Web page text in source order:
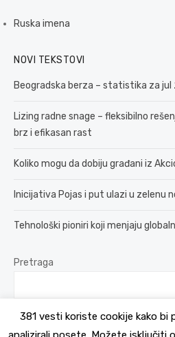
Ruska imena
NOVI TEKSTOVI
Beogradska berza – statistika za jul
Lizing radne snage – fleksibilno
brz i efikasan rast
Koliko mogu da dobiju građani iz
Inicijativa Pojas i put ulazi u zelenu
Tehnološki pioniri koji menjaju
Pretraga
381 vesti koriste cookije kako bi